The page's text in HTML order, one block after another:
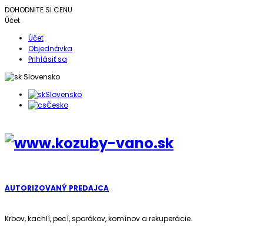
DOHODNITE SI CENU
Účet
Účet
Objednávka
Prihlásiť sa
Slovensko
Slovensko
Česko
AUTORIZOVANÝ PREDAJCA
Krbov, kachlí, pecí, sporákov, komínov a rekuperácie.